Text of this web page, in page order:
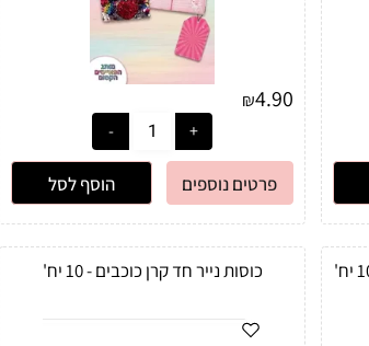
₪4.90
פרטים נוספים הוסף לסל
כוסות נייר חד קרן כוכבים - 10 יח'